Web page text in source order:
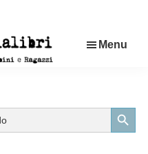
Menu
Search Button